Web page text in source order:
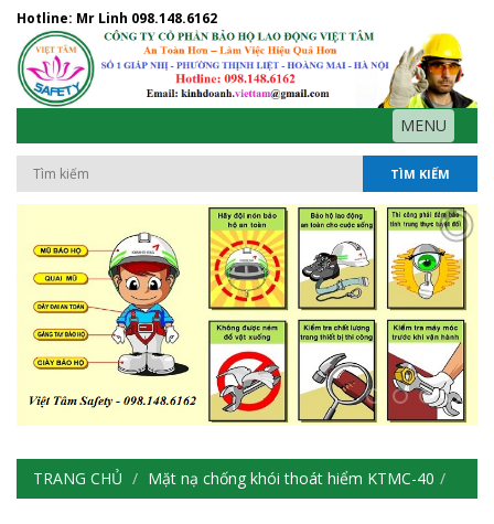
Hotline: Mr Linh 098.148.6162
MENU
TÌM KIẾM
TRANG CHỦ Mặt nạ chống khói thoát hiểm KTMC-40